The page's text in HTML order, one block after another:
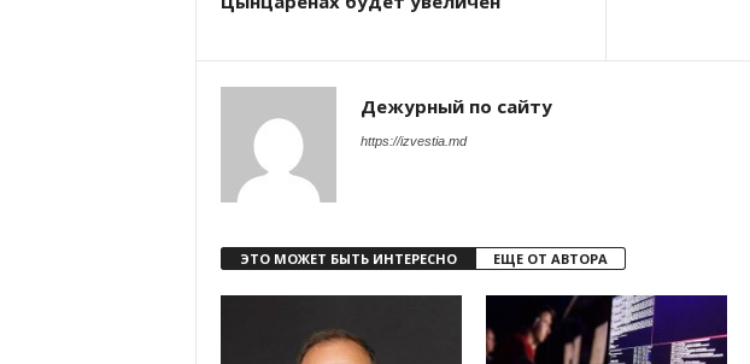
Дежурный по сайту
https://izvestia.md
ЭТО МОЖЕТ БЫТЬ ИНТЕРЕСНО ЕЩЕ ОТ АВТОРА